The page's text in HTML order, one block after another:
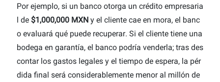
Por ejemplo, si un banco otorga un crédito empresaria
l de $1,000,000 MXN y el cliente cae en mora, el banc
o evaluará qué puede recuperar. Si el cliente tiene una
bodega en garantía, el banco podría venderla; tras des
contar los gastos legales y el tiempo de espera, la pér
dida final será considerablemente menor al millón de